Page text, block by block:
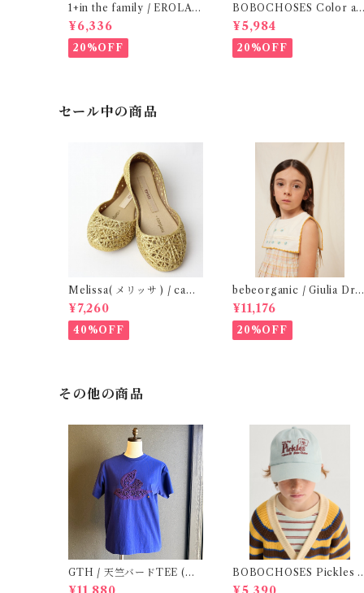
1+in the family / EROLA (
24m )
¥6,336
20%OFF
BOBOCHOSES Color all
over T-shirt / 12・24m
¥5,984
20%OFF
セール中の商品
Melissa( メリッサ ) / camp
ana ( Gold )28-33
¥7,260
40%OFF
bebeorganic / Giulia
s Lagoon Check (2-6y)
¥11,176
20%OFF
その他の商品
GTH / 天竺バードTEE (Na
vyBL) / Size２
BOBOCHOSES Pickles
he dog denim cap / 52,54